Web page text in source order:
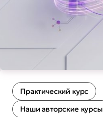
Практический курс
Наши авторские курсы